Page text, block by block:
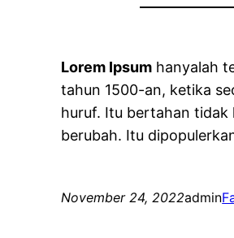
Lorem Ipsum hanyalah
tahun 1500-an, ketika
huruf. Itu bertahan tidak
berubah. Itu
November 24, 2022admin